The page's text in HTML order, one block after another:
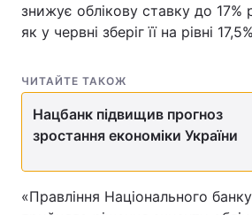
Україна
Спорт
Техно і зв'язок Лайт
знижує облікову ставку до 17%
як у червні зберіг її на рівні
ЧИТАЙТЕ ТАКОЖ
Нацбанк підвищив прогноз
зростання економіки України
«Правління Національного